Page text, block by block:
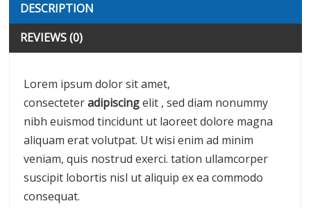
DESCRIPTION
REVIEWS (0)
Description
Lorem ipsum dolor sit amet,
consecteteradipiscingelit , sed diam nonummy
nibh euismod tincidunt ut laoreet dolore magna
aliquam erat volutpat. Ut wisi enim ad minim
veniam, quis nostrud exerci. tation ullamcorper
suscipit lobortis nisl ut aliquip ex ea commodo
consequat.